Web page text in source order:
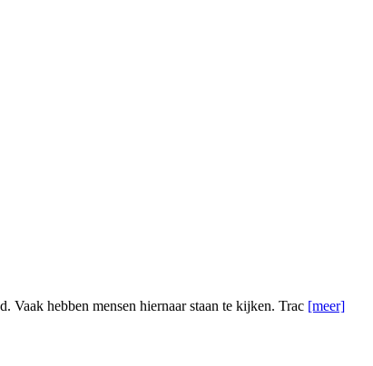
Vaak hebben mensen hiernaar staan te kijken. Trac [meer]